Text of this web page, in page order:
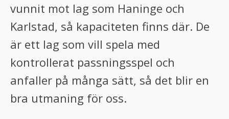
vunnit mot lag som Haninge och
Karlstad, så kapaciteten finns där. De
är ett lag som vill spela med
kontrollerat passningsspel och
anfaller på många sätt, så det blir en
bra utmaning för oss.